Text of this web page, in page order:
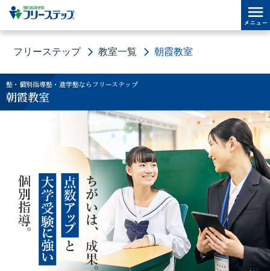
フリーステップ 教室一覧 朝霞教室
塾・個別指導塾・進学塾ならフリーステップ
朝霞教室